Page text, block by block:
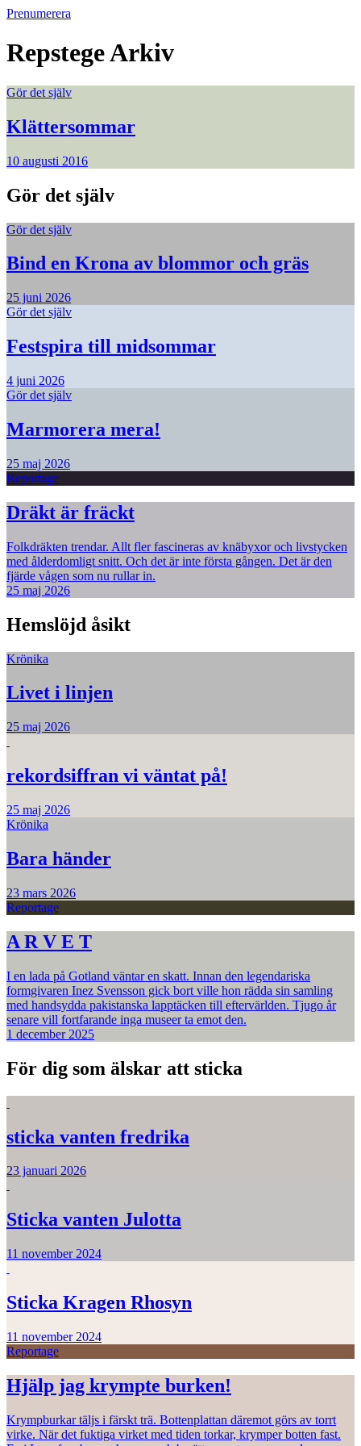
Prenumerera
RepstegeArkiv
Gör det själv
Klättersommar
10 augusti 2016
Gör det själv
Gör det själv
Bind en Krona av blommor och gräs
25 juni 2026
Gör det själv
Festspira till midsommar
4 juni 2026
Gör det själv
Marmorera mera!
25 maj 2026
Reportage
Dräkt är fräckt
Folkdräkten trendar. Allt fler fascineras av knäbyxor och livstycken
med ålderdomligt snitt. Och det är inte första gången. Det är den
fjärde vågen som nu rullar in.
25 maj 2026
Hemslöjd åsikt
Krönika
Livet i linjen
25 maj 2026
rekordsiffran vi väntat på!
25 maj 2026
Krönika
Bara händer
23 mars 2026
Reportage
A R V E T
I en lada på Gotland väntar en skatt. Innan den legendariska
formgivaren Inez Svensson gick bort ville hon rädda sin samling
med handsydda pakistanska lapptäcken till eftervärlden. Tjugo år
senare vill fortfarande inga museer ta emot den.
1 december 2025
För dig som älskar att sticka
sticka vanten fredrika
23 januari 2026
Sticka vanten Julotta
11 november 2024
Sticka Kragen Rhosyn
11 november 2024
Reportage
Hjälp jag krympte burken!
Krympburkar täljs i färskt trä. Bottenplattan däremot görs av torrt
virke. När det fuktiga virket med tiden torkar, krymper botten fast.